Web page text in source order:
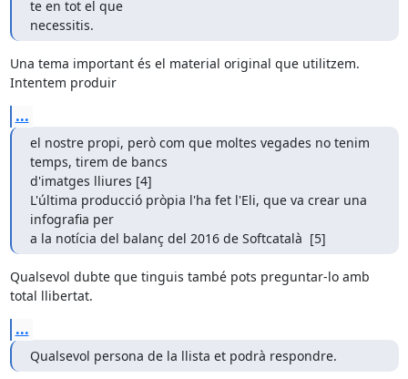
te en tot el que
necessitis.
Una tema important és el material original que utilitzem.
Intentem produir
...
el nostre propi, però com que moltes vegades no tenim
temps, tirem de bancs
d'imatges lliures [4]
L'última producció pròpia l'ha fet l'Eli, que va crear una
infografia per
a la notícia del balanç del 2016 de Softcatalà  [5]
Qualsevol dubte que tinguis també pots preguntar-lo amb
total llibertat.
...
Qualsevol persona de la llista et podrà respondre.